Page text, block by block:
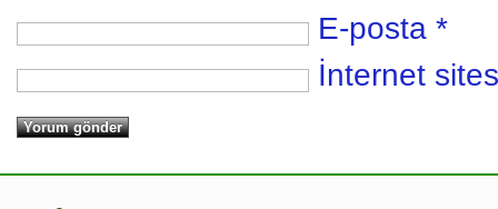
E-posta *
İnternet